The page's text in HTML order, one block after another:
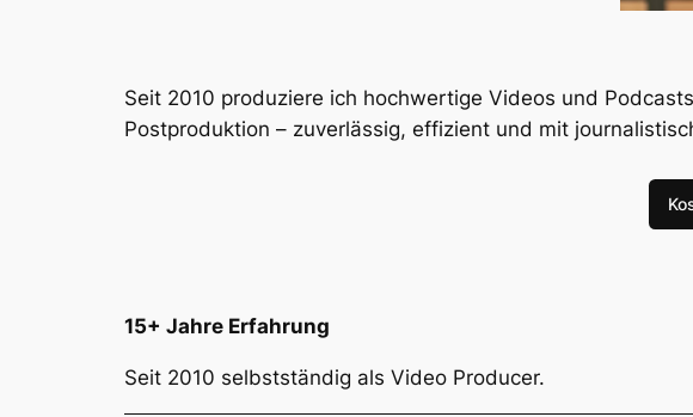
Seit 2010 produziere ich hochwertige Videos und
Postproduktion – zuverlässig, effizient und mit
15+ Jahre Erfahrung
Seit 2010 selbstständig als Video Producer.